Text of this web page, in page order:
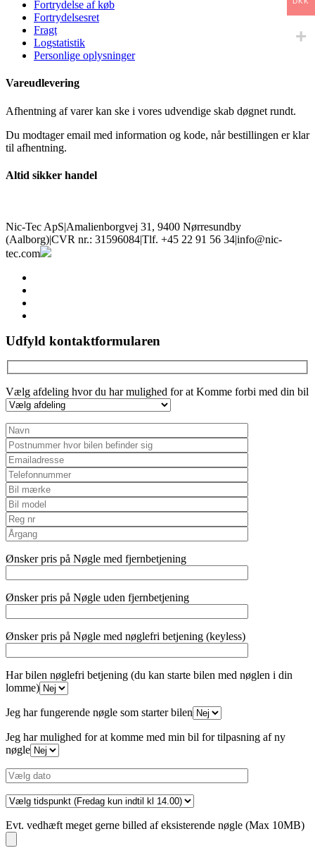
Fortrydelse af køb
Fortrydelsesret
Fragt
Logstatistik
Personlige oplysninger
Vareudlevering
Afhentning af varer kan ske i vores udvendige skab døgnet rundt.
Du modtager email med information og kode, når bestillingen er klar
til afhentning.
Altid sikker handel
Nic-Tec ApS|Amalienborgvej 31, 9400 Nørresundby
(Aalborg)|CVR nr.: 31596084|Tlf. +45 22 91 56 34|info@nic-
tec.com
Udfyld kontaktformularen
Vælg afdeling hvor du har mulighed for at Komme forbi med din bil
Ønsker pris på Nøgle med fjernbetjening
Ønsker pris på Nøgle uden fjernbetjening
Ønsker pris på Nøgle med nøglefri betjening (keyless)
Har bilen nøglefri betjening (du kan starte bilen med nøglen i din
lomme)
Jeg har fungerende nøgle som starter bilen
Jeg har mulighed for at komme med min bil for tilpasning af ny
nøgle
Evt. vedhæft meget gerne billed af eksisterende nøgle (Max 10MB)